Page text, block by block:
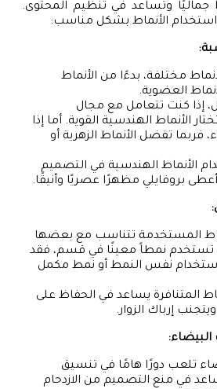
جماليًا وتساعد في تنظيم المحتوى.
الأنماط بشكل مناسب:
مختلفة، بدءًا من الأنماط
العضوية.
إذا كنت تتعامل مع مجال
الأنماط الهندسية القوية. أما إذا
فربما تفضل الأنماط الزهرية أو
الأنماط الهندسية في التصميم
بروفايلي مظهرًا عصريًا وأنيقًا.
المستخدمة تتناسب مع بعضها
تستخدم نمطاً معينًا في قسم، فقد
نفس النمط أو نمط مكمل
المتنافرة يساعد في الحفاظ على
إرباك الزوار.
تلعب دورًا هامًا في تنسيق
في منع التصميم من الازدحام